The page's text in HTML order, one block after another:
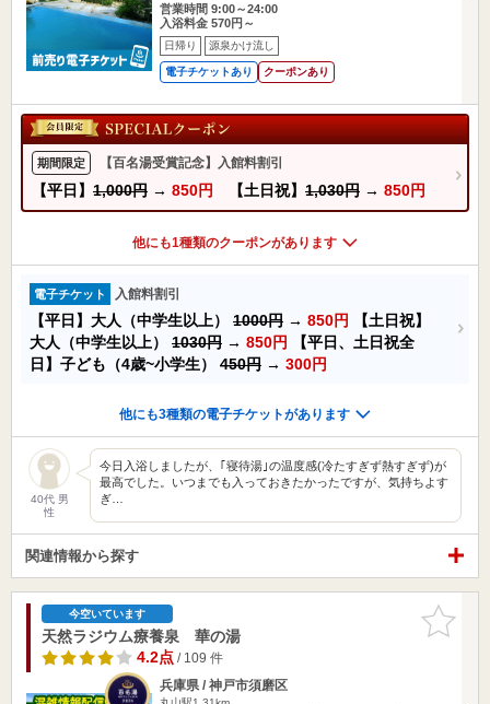
営業時間 9:00～24:00
入浴料金 570円～
日帰り 源泉かけ流し
電子チケットあり クーポンあり
期間限定 【百名湯受賞記念】入館料割引
【平日】 1,000円 → 850円 【土日祝】 1,030円 → 850円
他にも1種類のクーポンがあります
電子チケット 入館料割引
【平日】大人（中学生以上） 1000円 → 850円
【土日祝】
大人（中学生以上） 1030円 → 850円
【平日、土日祝全
日】子ども（4歳~小学生） 450円 → 300円
他にも3種類の電子チケットがあります
40代 男
性
今日入浴しましたが、｢寝待湯｣の温度感(冷たすぎず熱すぎず)が
最高でした。いつまでも入っておきたかったですが、気持ちよす
ぎ…
関連情報から探す
お気に入
りに追加
今空いています
天然ラジウム療養泉 華の湯
4.2点/ 109 件
兵庫県 / 神戸市須磨区